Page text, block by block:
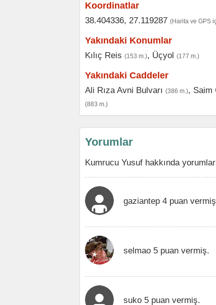
Koordinatlar
38.404336, 27.119287 (Harita ve GPS
Yakındaki Konumlar
Kılıç Reis (153 m.), Üçyol (177 m.)
Yakındaki Caddeler
Ali Rıza Avni Bulvarı (386 m.), Saim
(883 m.)
Yorumlar
Kumrucu Yusuf hakkında
gaziantep 4 puan
selmao 5 puan vermiş.
suko 5 puan vermiş.